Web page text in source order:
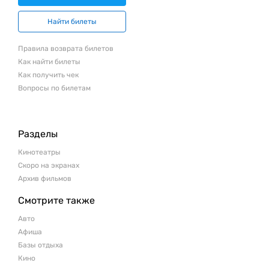
Найти билеты
Правила возврата билетов
Как найти билеты
Как получить чек
Вопросы по билетам
Разделы
Кинотеатры
Скоро на экранах
Архив фильмов
Смотрите также
Авто
Афиша
Базы отдыха
Кино